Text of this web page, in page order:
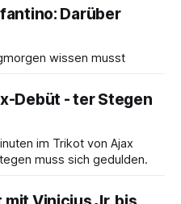
Darüber
wissen musst
Debüt - ter Stegen
im Trikot von Ajax
muss sich gedulden.